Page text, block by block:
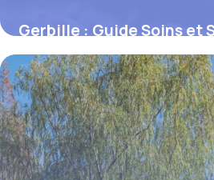
Gerbille : Guide Soins et
15 juin 2026